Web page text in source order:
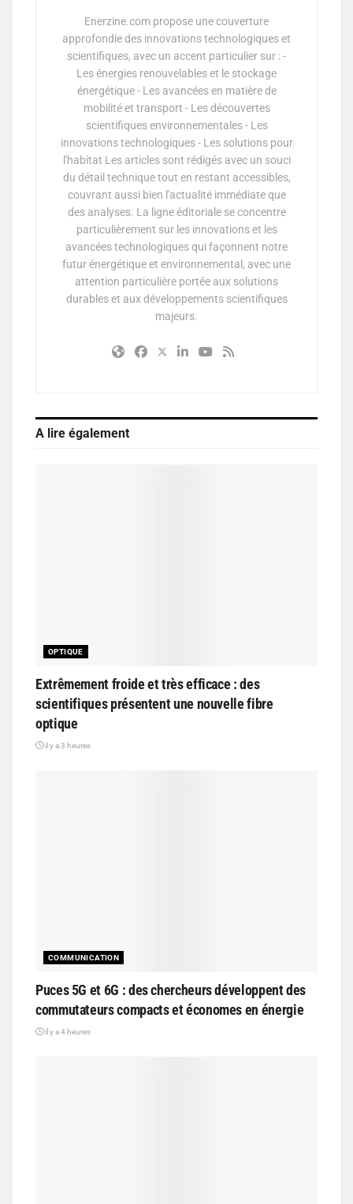
Enerzine.com propose une couverture
approfondie des innovations technologiques et
scientifiques, avec un accent particulier sur : -
Les énergies renouvelables et le stockage
énergétique - Les avancées en matière de
mobilité et transport - Les découvertes
scientifiques environnementales - Les
innovations technologiques - Les solutions pour
l'habitat Les articles sont rédigés avec un souci
du détail technique tout en restant accessibles,
couvrant aussi bien l'actualité immédiate que
des analyses. La ligne éditoriale se concentre
particulièrement sur les innovations et les
avancées technologiques qui façonnent notre
futur énergétique et environnemental, avec une
attention particulière portée aux solutions
durables et aux développements scientifiques
majeurs.
A lire également
OPTIQUE
Extrêmement froide et très efficace : des
scientifiques présentent une nouvelle fibre
optique
il y a 3 heures
COMMUNICATION
Puces 5G et 6G : des chercheurs développent des
commutateurs compacts et économes en énergie
il y a 4 heures